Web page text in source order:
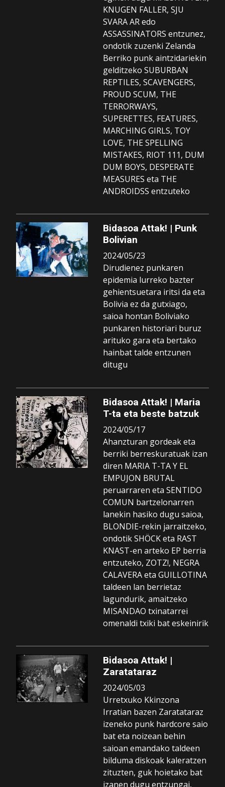
KNUGEN FALLER, SJU
SVARA AR edo
ASSASSINATORS entzunez,
ondotik zuzenki Zelanda
Berriko punk aintzidariekin
gelditzeko SUBURBAN
REPTILES, SCAVENGERS,
PROUD SCUM, THE
TERRORWAYS,
SUPERETTES, FEATURES,
MARCHING GIRLS, TOY
LOVE, THE SPELLING
MISTAKES, RIOT 111, DUM
DUM BOYS, DESPERATE
MEASURES eta THE
ANDROIDSS entzuteko
Bidasoa Attak! | Punk
Bolivian
2024/05/23
Dirudienez punkaren
epidemia lurreko bazter
gehientsuetara iritsi da eta
Bolivia ez da gutxiago,
saioa hontan Boliviako
punkaren historiari buruz
arituko gara eta bertako
hainbat talde entzunen
ditugu
Bidasoa Attak! | Maria
T-ta eta beste batzuk
2024/05/17
Ahanzturan gordeak eta
berriki berreskuratuak izan
diren MARIA T-TA Y EL
EMPUJON BRUTAL
peruarraren eta SENTIDO
COMUN bartzelonarren
lanekin hasiko dugu saioa,
BLONDIE-rekin jarraitzeko,
ondotik SHÖCK eta RAST
KNAST-en arteko EP berria
entzuteko, ZOTZ!, NEGRA
CALAVERA eta GUILLOTINA
taldeen lan berrietaz
lagundurik, amaitzeko
MISANDAO txinatarrei
omenaldi txiki bat eskeinirik
Bidasoa Attak! |
Zaratataraz
2024/05/03
Urretxuko Kkinzona
Irratian bazen Zaratataraz
izeneko punk hardcore saio
bat eta noizean behin
saioan emandako taldeen
bilduma diskoak kaleratzen
zituzten, guk hoietako bat
izanen dugu entzungai,